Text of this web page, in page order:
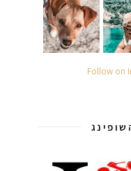
Follow on